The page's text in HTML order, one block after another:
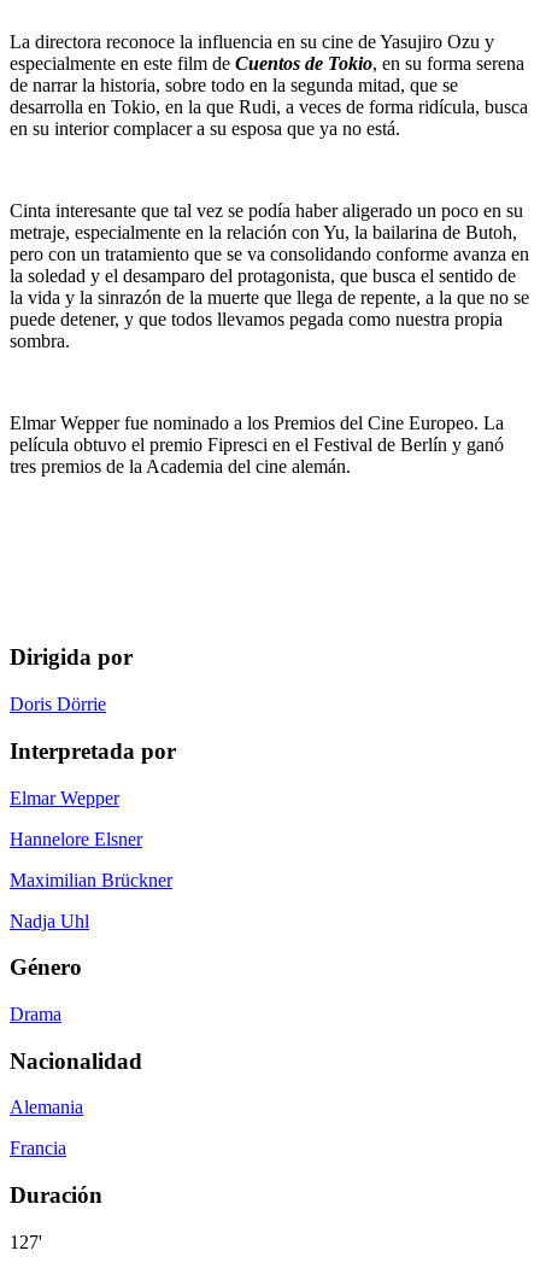
La directora reconoce la influencia en su cine de Yasujiro Ozu y
especialmente en este film de Cuentos de Tokio, en su forma serena
de narrar la historia, sobre todo en la segunda mitad, que se
desarrolla en Tokio, en la que Rudi, a veces de forma ridícula, busca
en su interior complacer a su esposa que ya no está.
Cinta interesante que tal vez se podía haber aligerado un poco en su
metraje, especialmente en la relación con Yu, la bailarina de Butoh,
pero con un tratamiento que se va consolidando conforme avanza en
la soledad y el desamparo del protagonista, que busca el sentido de
la vida y la sinrazón de la muerte que llega de repente, a la que no se
puede detener, y que todos llevamos pegada como nuestra propia
sombra.
Elmar Wepper fue nominado a los Premios del Cine Europeo. La
película obtuvo el premio Fipresci en el Festival de Berlín y ganó
tres premios de la Academia del cine alemán.
Dirigida por
Doris Dörrie
Interpretada por
Elmar Wepper
Hannelore Elsner
Maximilian Brückner
Nadja Uhl
Género
Drama
Nacionalidad
Alemania
Francia
Duración
127'